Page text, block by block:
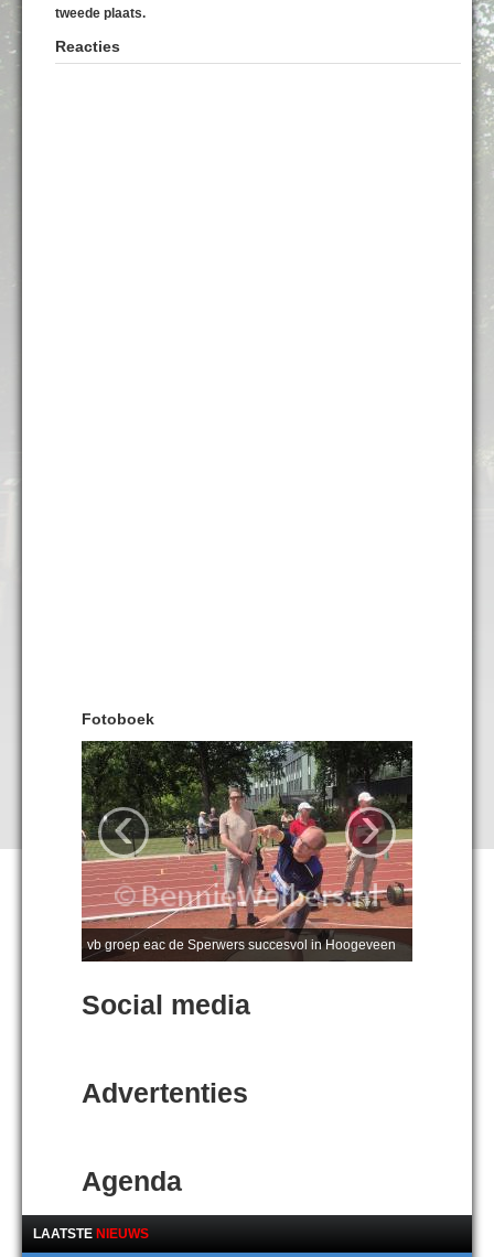
tweede plaats.
Reacties
Fotoboek
vb groep eac de Sperwers succesvol in Hoogeveen
‹ ›
Social media
Advertenties
Agenda
LAATSTE NIEUWS